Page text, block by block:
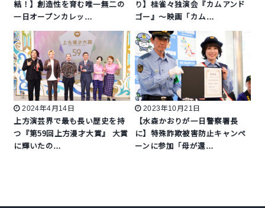
結！】創造性を育む唯一無二の
一日オープンカレッ…
り】桂雀々独演会『カムアンド
ゴー』〜映画「カム…
2024年4月14日
上方演芸界で最も長い歴史を持
つ『第59回上方漫才大賞』 大賞
に輝いたの…
2023年10月21日
【水森かおりが一日警察署長
に】特殊詐欺被害防止キャンペ
ーンに参加「母が還…